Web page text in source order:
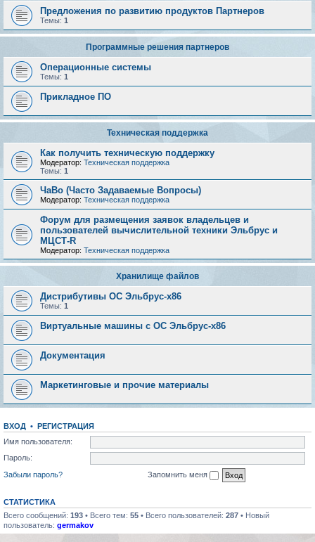
Предложения по развитию продуктов Партнеров
Темы: 1
Программные решения партнеров
Операционные системы
Темы: 1
Прикладное ПО
Техническая поддержка
Как получить техническую поддержку
Модератор: Техническая поддержка
Темы: 1
ЧаВо (Часто Задаваемые Вопросы)
Модератор: Техническая поддержка
Форум для размещения заявок владельцев и
пользователей вычислительной техники Эльбрус и
МЦСТ-R
Модератор: Техническая поддержка
Хранилище файлов
Дистрибутивы ОС Эльбрус-x86
Темы: 1
Виртуальные машины с ОС Эльбрус-x86
Документация
Маркетинговые и прочие материалы
ВХОД • РЕГИСТРАЦИЯ
Имя пользователя:
Пароль:
Забыли пароль?
Запомнить меня
СТАТИСТИКА
Всего сообщений: 193 • Всего тем: 55 • Всего пользователей: 287 • Новый
пользователь: germakov